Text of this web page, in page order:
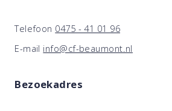
Telefoon 0475 - 41 01 96
E-mail info@cf-beaumont.nl
Bezoekadres